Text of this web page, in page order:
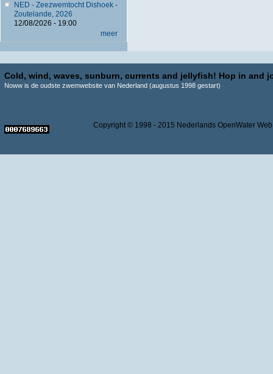
NED - Zeezwemtocht Dishoek -
Zoutelande, 2026
12/08/2026 - 19:00
meer
Cold, wind, waves, sunburn, currents and jellyfish! Hop in and
Noww is de oudste zwemwebsite van Nederland (augustus 1998 gestart)
Copyright © 1998 - 2015 Nederlands OpenWater